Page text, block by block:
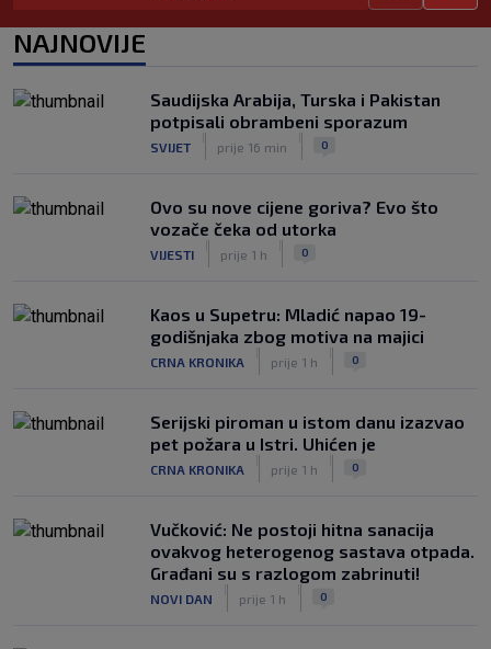
otvaranju Ramljakova turnira
SK
|
prije 4 h
Trener Žalgirisa ne odustaje: ‘Vidi se
iznenaditi na Poljudu’
SK
|
prije 4 h
NAJNOVIJE
Saudijska Arabija, Turska i Pakistan
potpisali obrambeni sporazum
SVIJET prije 16 min 0
Ovo su nove cijene goriva? Evo što
vozače čeka od utorka
VIJESTI prije 1 h 0
Kaos u Supetru: Mladić napao 19-
godišnjaka zbog motiva na majici
CRNA KRONIKA prije 1 h 0
Serijski piroman u istom danu izazvao
pet požara u Istri. Uhićen je
CRNA KRONIKA prije 1 h 0
Vučković: Ne postoji hitna sanacija
ovakvog heterogenog sastava otpada.
Građani su s razlogom zabrinuti!
NOVI DAN prije 1 h 0